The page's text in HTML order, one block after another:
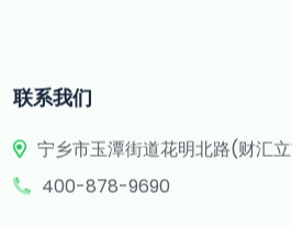
联系我们
宁乡市玉潭街道花明北路(财汇
400-878-9690